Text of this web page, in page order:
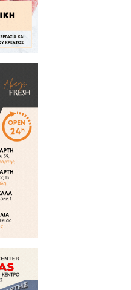
Η
Το
Σπάρτη